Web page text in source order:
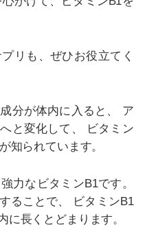
リも、ぜひお役立てく
分が体内に入ると、
ア
と変化して、
ビタミン
知られています。
力なビタミンB1です。
ることで、
ビタミンB1
に長くとどまります。